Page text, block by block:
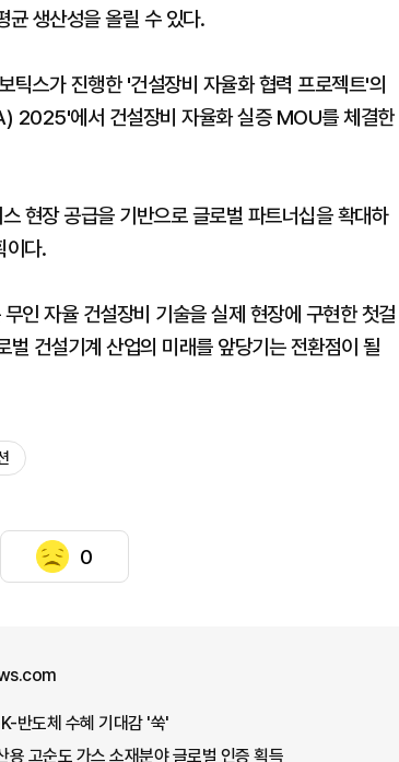
균 생산성을 올릴 수 있다.
스가 진행한 '건설장비 자율화 협력 프로젝트'의
2025'에서 건설장비 자율화 실증 MOU를 체결한
현장 공급을 기반으로 글로벌 파트너십을 확대하
이다.
인 자율 건설장비 기술을 실제 현장에 구현한 첫걸
건설기계 산업의 미래를 앞당기는 전환점이 될
0
반도체 수혜 기대감 '쑥'
용 고순도 가스 소재분야 글로벌 인증 획득